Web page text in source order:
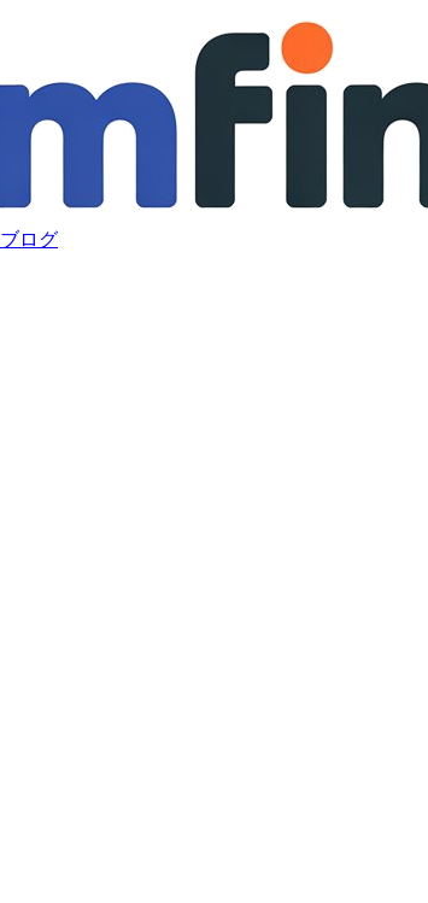
ブログ